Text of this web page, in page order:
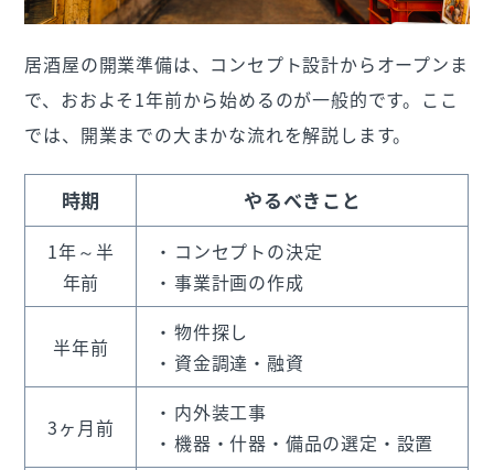
居酒屋の開業準備は、コンセプト設計からオープンま
で、おおよそ1年前から始めるのが一般的です。ここ
では、開業までの大まかな流れを解説します。
時期 やるべきこと
1年～半
年前
コンセプトの決定
事業計画の作成
半年前
物件探し
資金調達・融資
3ヶ月前
内外装工事
機器・什器・備品の選定・設置